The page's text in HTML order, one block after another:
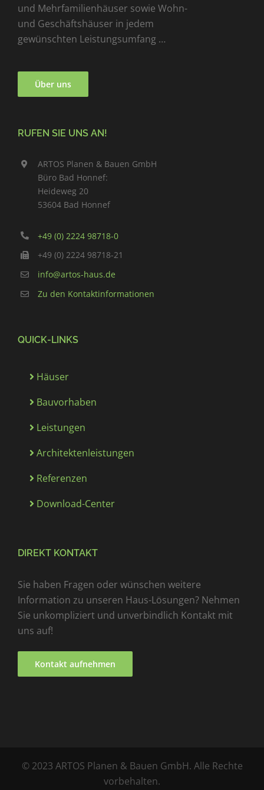
und Mehrfamilienhäuser sowie Wohn-
und Geschäftshäuser in jedem
gewünschten Leistungsumfang …
Über uns
RUFEN SIE UNS AN!
ARTOS Planen & Bauen GmbH
Büro Bad Honnef:
Heideweg 20
53604 Bad Honnef
+49 (0) 2224 98718-0
+49 (0) 2224 98718-21
info@artos-haus.de
Zu den Kontaktinformationen
QUICK-LINKS
Häuser
Bauvorhaben
Leistungen
Architektenleistungen
Referenzen
Download-Center
DIREKT KONTAKT
Sie haben Fragen oder wünschen weitere
Information zu unseren Haus-Lösungen? Nehmen
Sie unkompliziert und unverbindlich Kontakt mit
uns auf!
Kontakt aufnehmen
© 2023 ARTOS Planen & Bauen GmbH. Alle Rechte
vorbehalten.